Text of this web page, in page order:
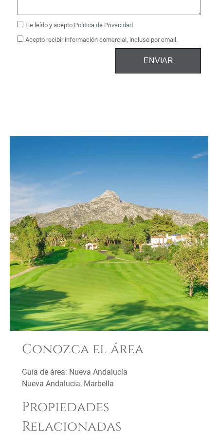
He leído y acepto Política de Privacidad
Acepto recibir información comercial, incluso por email.
ENVIAR
Conozca el área
Guía de área: Nueva Andalucía
Nueva Andalucia, Marbella
Propiedades
Relacionadas